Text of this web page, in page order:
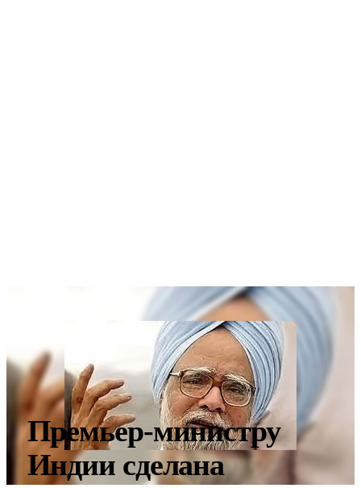
Премьер-министру
Индии сделана